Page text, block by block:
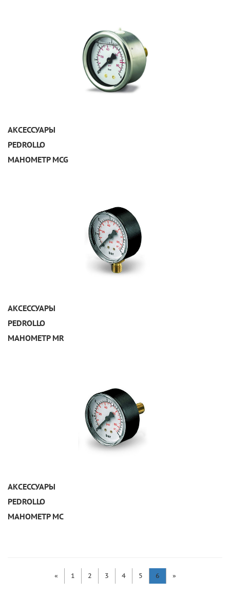
АКСЕССУАРЫ
PEDROLLO
МАНОМЕТР MCG
АКСЕССУАРЫ
PEDROLLO
МАНОМЕТР MR
АКСЕССУАРЫ
PEDROLLO
МАНОМЕТР MC
« 1 2 3 4 5 6 »